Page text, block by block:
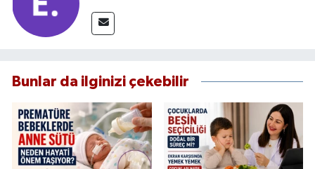
Bunlar da ilginizi çekebilir